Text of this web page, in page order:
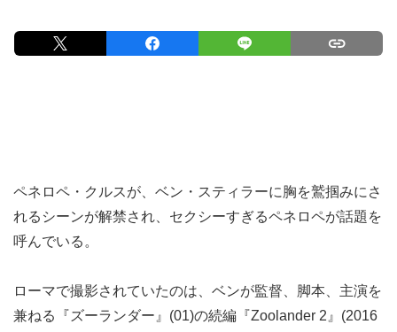
ペネロペ・クルスが、ベン・スティラーに胸を鷲掴みにさ
れるシーンが解禁され、セクシーすぎるペネロペが話題を
呼んでいる。
ローマで撮影されていたのは、ベンが監督、脚本、主演を
兼ねる『ズーランダー』(01)の続編『Zoolander 2』(2016